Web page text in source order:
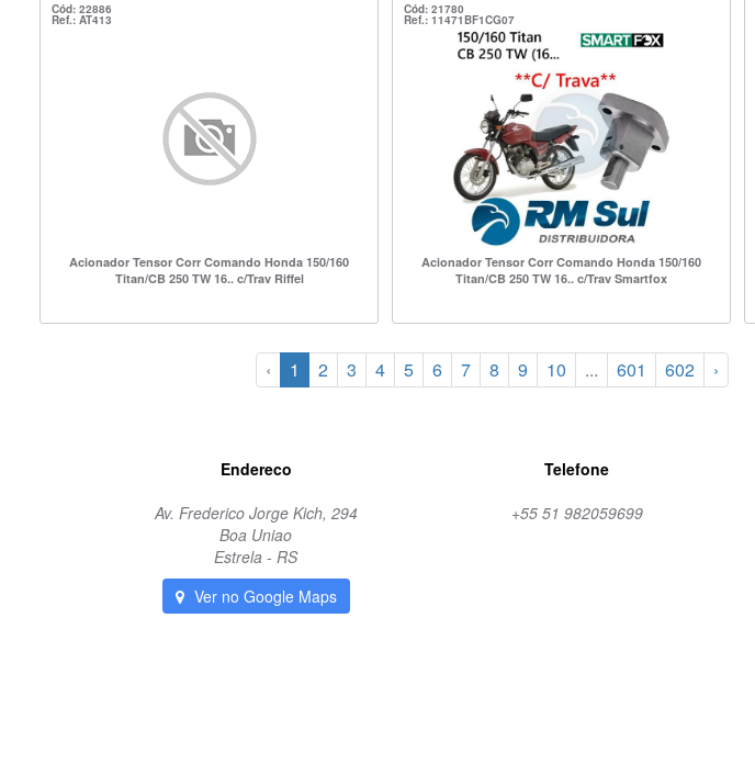
Cód: 22886
Ref.: AT413
Acionador Tensor Corr Comando Honda 150/160
Titan/CB 250 TW 16.. c/Trav Riffel
Cód: 21780
Ref.: 11471BF1CG07
Acionador Tensor Corr Comando Honda 150/160
Titan/CB 250 TW 16.. c/Trav Smartfox
‹ 1 2 3 4 5 6 7 8 9 10 ... 601 602 ›
Endereco
Av. Frederico Jorge Kich, 294
Boa Uniao
Estrela - RS
Ver no Google Maps
Telefone
+55 51 982059699